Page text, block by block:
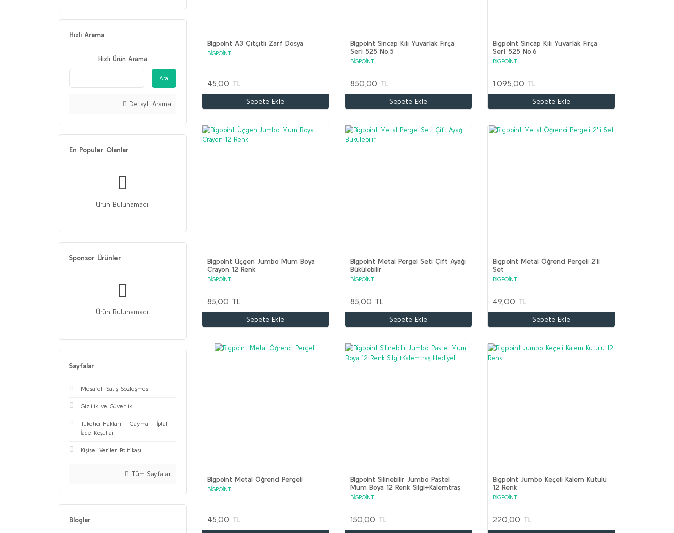
Hızlı Arama
Hızlı Ürün Arama
Ara
Detaylı Arama
En Populer Olanlar
Ürün Bulunamadı.
Sponsor Ürünler
Ürün Bulunamadı.
Sayfalar
Mesafeli Satış Sözleşmesi
Gizlilik ve Güvenlik
Tüketici Haklari – Cayma – İptal
İade Koşullari
Kişisel Veriler Politikası
Tüm Sayfalar
Bloglar
Bigpoint A3 Çıtçıtlı Zarf Dosya
BİGPOİNT
45,00 TL
Sepete Ekle
Bigpoint Sincap Kılı Yuvarlak Fırça
Seri 525 No:5
BİGPOİNT
850,00 TL
Sepete Ekle
Bigpoint Sincap Kılı Yuvarlak Fırça
Seri 525 No:6
BİGPOİNT
1.095,00 TL
Sepete Ekle
Bigpoint Üçgen Jumbo Mum Boya
Crayon 12 Renk
BİGPOİNT
85,00 TL
Sepete Ekle
Bigpoint Metal Pergel Seti Çift Ayağı
Bükülebilir
BİGPOİNT
85,00 TL
Sepete Ekle
Bigpoint Metal Öğrenci Pergeli 2'li
Set
BİGPOİNT
49,00 TL
Sepete Ekle
Bigpoint Metal Öğrenci Pergeli
BİGPOİNT
45,00 TL
Bigpoint Silinebilir Jumbo Pastel
Mum Boya 12 Renk Silgi+Kalemtraş
Hediyeli
BİGPOİNT
150,00 TL
Bigpoint Jumbo Keçeli Kalem Kutulu
12 Renk
BİGPOİNT
220,00 TL